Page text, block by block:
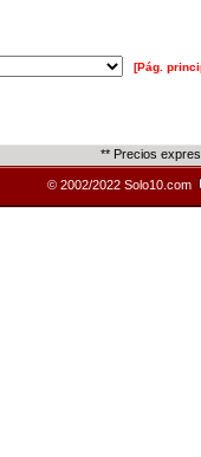
[Pág.
** Precios
© 2002/2022 Solo10.com